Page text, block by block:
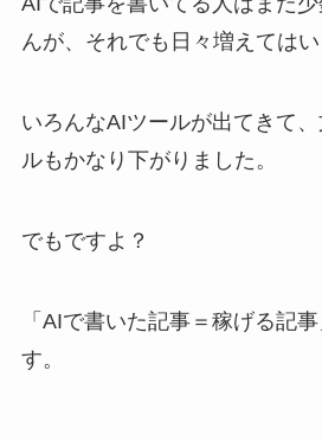
んが、それでも日々増えてはい
いろんなAIツールが出てきて
ルもかなり下がりました。
でもですよ？
「AIで書いた記事＝稼げる記
す。